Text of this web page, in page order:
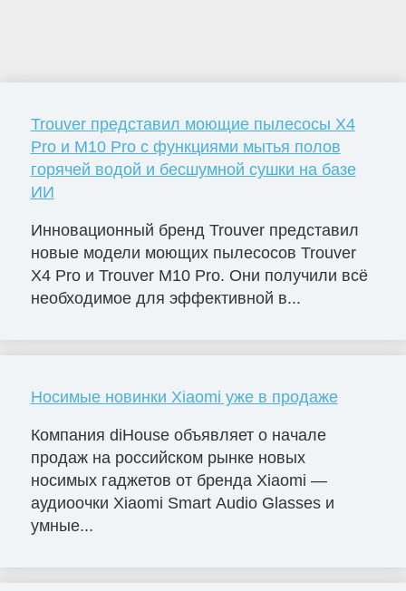
Trouver представил моющие пылесосы X4
Pro и M10 Pro с функциями мытья полов
горячей водой и бесшумной сушки на базе
ИИ
Инновационный бренд Trouver представил
новые модели моющих пылесосов Trouver
X4 Pro и Trouver M10 Pro. Они получили всё
необходимое для эффективной в...
Носимые новинки Xiaomi уже в продаже
Компания diHouse объявляет о начале
продаж на российском рынке новых
носимых гаджетов от бренда Xiaomi —
аудиоочки Xiaomi Smart Audio Glasses и
умные...